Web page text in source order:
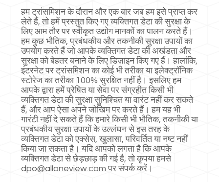
हम ट्रांसमिशन के दौरान और एक बार जब हम इसे प्राप्त कर
लेते हैं, तो हमें प्रस्तुत किए गए व्यक्तिगत डेटा की सुरक्षा के
लिए आम तौर पर स्वीकृत उद्योग मानकों का पालन करते हैं।
हम कुछ भौतिक, प्रबंधकीय और तकनीकी सुरक्षा उपायों का
उपयोग करते हैं जो आपके व्यक्तिगत डेटा की अखंडता और
सुरक्षा को बेहतर बनाने के लिए डिज़ाइन किए गए हैं। हालांकि,
इंटरनेट पर ट्रांसमिशन का कोई भी तरीका या इलेक्ट्रॉनिक
स्टोरेज का तरीका 100% सुरक्षित नहीं है। इसलिए हम
आपके द्वारा हमें प्रेषित या सेवा पर संग्रहीत किसी भी
व्यक्तिगत डेटा की सुरक्षा सुनिश्चित या वारंट नहीं कर सकते
हैं, और आप ऐसा अपने जोखिम पर करते हैं। हम यह भी
गारंटी नहीं दे सकते हैं कि हमारे किसी भी भौतिक, तकनीकी या
प्रबंधकीय सुरक्षा उपायों के उल्लंघन से इस तरह के
व्यक्तिगत डेटा को एक्सेस, खुलासा, परिवर्तित या नष्ट नहीं
किया जा सकता है। यदि आपको लगता है कि आपके
व्यक्तिगत डेटा से छेड़छाड़ की गई है, तो कृपया हमसे
dpo@alloneview.com पर संपर्क करें।